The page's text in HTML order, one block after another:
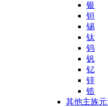
银
钽
锡
钛
钨
钒
钇
锌
锆
其他主族